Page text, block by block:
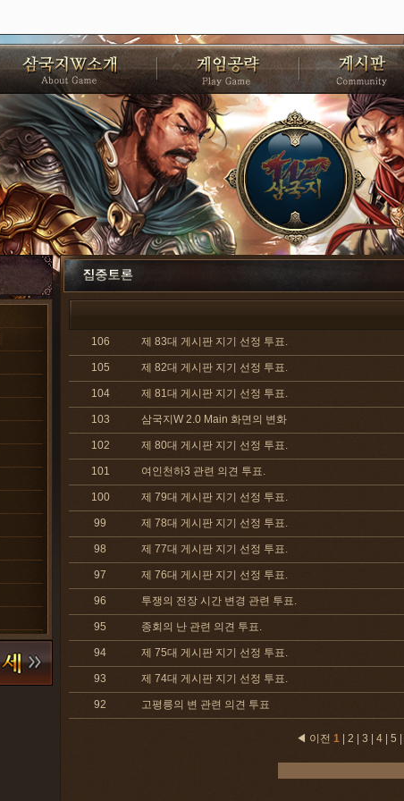
106 제 83대 게시판 지기 선정 투표.
105 제 82대 게시판 지기 선정 투표.
104 제 81대 게시판 지기 선정 투표.
103 삼국지W 2.0 Main 화면의 변화
102 제 80대 게시판 지기 선정 투표.
101 여인천하3 관련 의견 투표.
100 제 79대 게시판 지기 선정 투표.
99 제 78대 게시판 지기 선정 투표.
98 제 77대 게시판 지기 선정 투표.
97 제 76대 게시판 지기 선정 투표.
96 투쟁의 전장 시간 변경 관련 투표.
95 종회의 난 관련 의견 투표.
94 제 75대 게시판 지기 선정 투표.
93 제 74대 게시판 지기 선정 투표.
92 고평릉의 변 관련 의견 투표
◀ 이전 1| 2 3 4| 5